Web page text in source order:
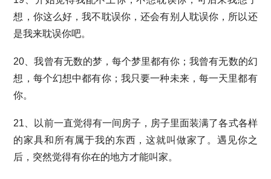
想，你这么好，我不耽误你，还会有别人耽误你，所以还
是我来耽误你吧。
20、我曾有无数的梦，每个梦里都有你；我曾有无数的幻
想，每个幻想中都有你；我只要一种未来，每一天里都有
你。
21、以前一直觉得有一间房子，房子里面装满了各式各样
的家具和所有属于我的东西，这就叫做家了。遇见你之
后，突然觉得有你在的地方才能叫家。